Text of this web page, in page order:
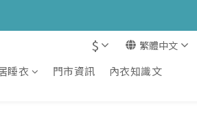
$ 繁體中文
睡衣 門市資訊 內衣知識文